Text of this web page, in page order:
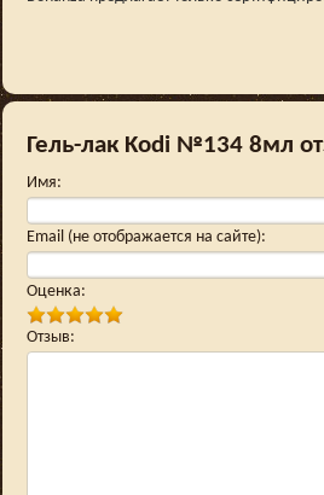
Гель-лак Kodi №134 8мл
Имя:
Email (не отображается на сайте):
Оценка:
Отзыв: